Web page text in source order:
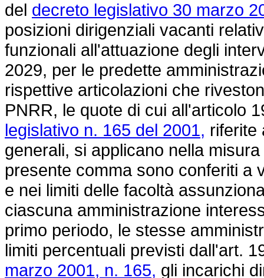
del decreto legislativo 30 marzo
posizioni dirigenziali vacanti
funzionali all'attuazione degli
2029, per le predette
rispettive articolazioni che
PNRR, le quote di cui all'articolo
legislativo n. 165 del 2001, riferite
generali, si applicano nella
presente comma sono conferiti a
e nei limiti delle facoltà
ciascuna amministrazione
primo periodo, le stesse
limiti percentuali previsti dall'art.
marzo 2001, n. 165, gli incarichi